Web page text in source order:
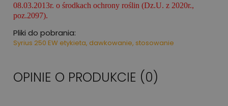
08.03.2013r. o środkach ochrony roślin (Dz.U. z 2020r.,
poz.2097).
Pliki do pobrania:
Syrius 250 EW etykieta, dawkowanie, stosowanie
OPINIE O PRODUKCIE (0)